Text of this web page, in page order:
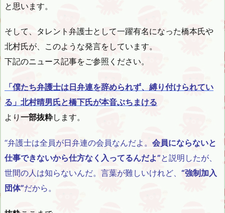
と思います。
そして、タレント弁護士として一躍有名になった橋本氏や
北村氏が、このような発言をしています。
下記のニュース記事をご参照ください。
「僕たち弁護士は日弁連を辞められず、縛り付けられてい
る」北村晴男氏と橋下氏が本音ぶちまける
より 一部抜粋します。
“弁護士は全員が日弁連の会員なんだよ。 会員にならないと
仕事できないから仕方なく入ってるんだよ”と説明したが、
世間の人は知らないんだ。言葉が難しいけれど、 “強制加入
団体”だから。